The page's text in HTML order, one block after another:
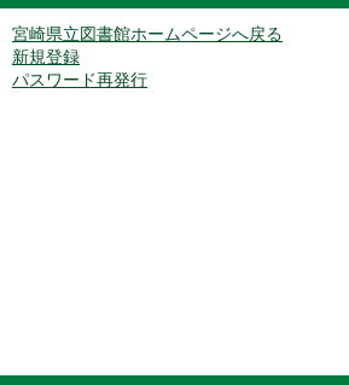
宮崎県立図書館ホームページへ戻る
新規登録
パスワード再発行